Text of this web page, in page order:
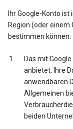
Ihr Google-Konto
Region (oder
bestimmen können:
Das mit
anbietet, Ihre
anwendbaren
Allgemeinen
beiden